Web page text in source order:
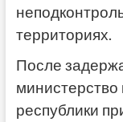
территориях.
После
республики